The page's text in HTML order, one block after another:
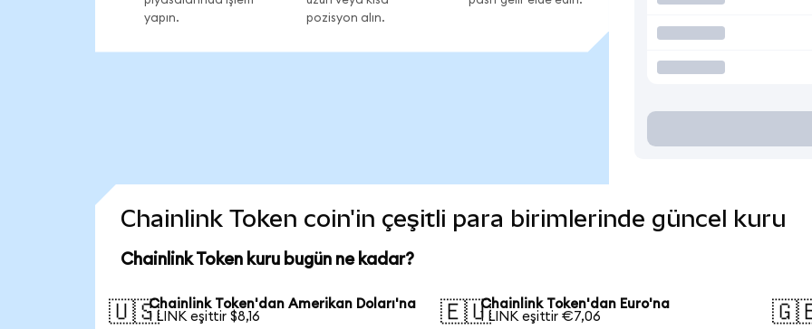
yapın.
pozisyon alın.
Chainlink Token coin'in çeşitli para birimlerinde güncel kuru
Chainlink Token kuru bugün ne kadar?
🇺🇸Chainlink Token'dan Amerikan Doları'na
1 LINK eşittir $8,16
🇪🇺Chainlink Token'dan Euro'na
1 LINK eşittir €7,06